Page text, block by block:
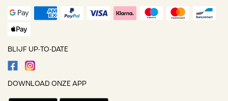
BLIJF UP-TO-DATE
DOWNLOAD ONZE APP